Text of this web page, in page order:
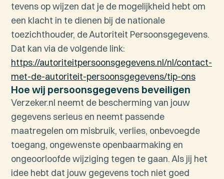
tevens op wijzen dat je de mogelijkheid hebt om
een klacht in te dienen bij de nationale
toezichthouder, de Autoriteit Persoonsgegevens.
Dat kan via de volgende link:
https://autoriteitpersoonsgegevens.nl/nl/contact-
met-de-autoriteit-persoonsgegevens/tip-ons
Hoe wij persoonsgegevens beveiligen
Verzeker.nl neemt de bescherming van jouw
gegevens serieus en neemt passende
maatregelen om misbruik, verlies, onbevoegde
toegang, ongewenste openbaarmaking en
ongeoorloofde wijziging tegen te gaan. Als jij het
idee hebt dat jouw gegevens toch niet goed